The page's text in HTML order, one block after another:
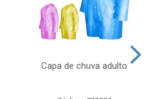
Capa de chuva adulto